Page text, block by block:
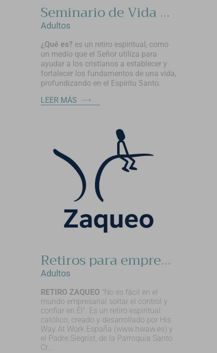
Seminario de Vida en el Espiritu (RCCE) y Rise up (Regnum Christi).
Adultos
¿Qué es? es un retiro espiritual, como
un medio que el Señor utiliza para
ayudar a los cristianos a establecer y
fortalecer los fundamentos de una vida,
profundizando en el Espíritu Santo.
LEER MÁS
Retiros para emprendedores, autónomos, empresarios y directivos católicos.
Adultos
RETIRO ZAQUEO "No es fácil en el
mundo empresarial soltar el control y
confiar en Él". Es un retiro espiritual
católico, creado y desarrollado por His
Way At Work España (www.hwaw.es) y
el Padre Siegrist, de la Parroquia Santo
Cr...